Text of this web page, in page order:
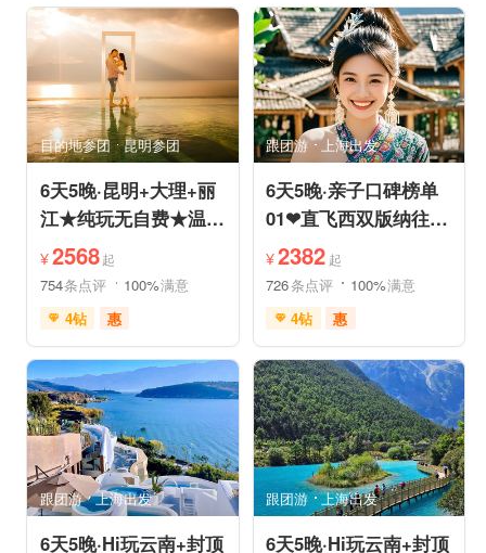
免费接送机
支持儿童入住
品质游
情侣游
祈福之旅
赏花之旅
森林公园
森林草原
特色民宿
亲子休闲
自由活动
目的地参团
昆明参团
6天5晚·昆明+大理+丽
江★纯玩无自费★温德
姆国际连锁酒店入住
¥2568起
754条点评 100%满意
4钻
惠
免费接送机
中文服务
管家服务
品质游
喀斯特地貌
滇池红嘴鸥
乡村趣游
古镇古村
雪山之旅
赏花之旅
美景探索
深度人文
世界遗产
摄影之旅
休闲度假
特色民宿
跟团游 上海出发
6天5晚·Hi玩云南+封顶
赏花之旅
摄影之旅
雪山之旅
自然山水
行车时长短
跟团游 上海出发
6天5晚·亲子口碑榜单
01❤直飞西双版纳往返
机票❤拼小团轻奢0购
物纯玩
¥2382 起
726条点评 100%满意
4钻
惠
免费接送机
中文服务
管家服务
品质游
情侣游
乡村趣游
古镇古村
动植物园
祈福之旅
森林公园
深度人文
世界遗产
摄影之旅
研学体验
休闲度假
特色民宿
跟团游 上海出发
6天5晚·Hi玩云南+封顶